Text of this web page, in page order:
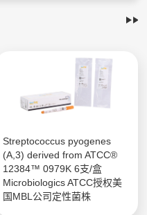
Streptococcus pyogenes
(A,3) derived from ATCC®
12384™ 0979K 6支/盒
Microbiologics ATCC授权美
国MBL公司定性菌株